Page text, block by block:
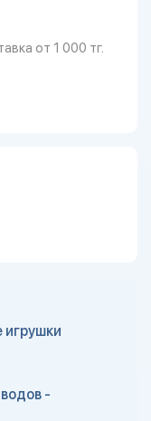
от 1 000 тг.
игрушки
-